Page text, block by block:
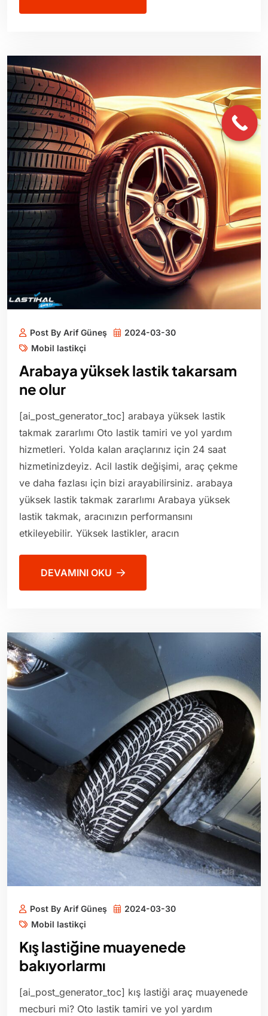
Post By Arif Güneş
2024-03-30
Mobil lastikçi
Arabaya yüksek lastik takarsam
ne olur
[ai_post_generator_toc] arabaya yüksek lastik
takmak zararlımı Oto lastik tamiri ve yol yardım
hizmetleri. Yolda kalan araçlarınız için 24 saat
hizmetinizdeyiz. Acil lastik değişimi, araç çekme
ve daha fazlası için bizi arayabilirsiniz. arabaya
yüksek lastik takmak zararlımı Arabaya yüksek
lastik takmak, aracınızın performansını
etkileyebilir. Yüksek lastikler, aracın
DEVAMINI OKU
Post By Arif Güneş
2024-03-30
Mobil lastikçi
Kış lastiğine muayenede
bakıyorlarmı
[ai_post_generator_toc] kış lastiği araç muayenede
mecburi mi? Oto lastik tamiri ve yol yardım